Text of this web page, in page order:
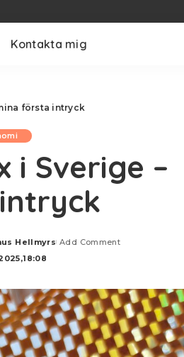
Kontakta mig
första intryck
i Sverige –
Hellmyrs Add Comment